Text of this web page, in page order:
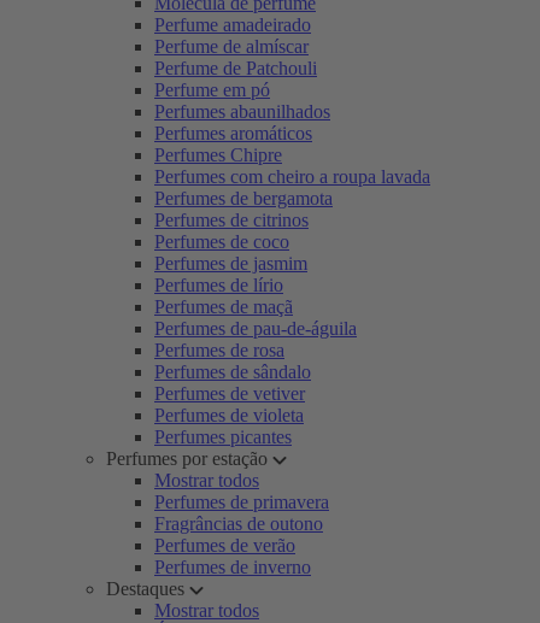
Perfume amadeirado
Perfume de almíscar
Perfume de Patchouli
Perfume em pó
Perfumes abaunilhados
Perfumes aromáticos
Perfumes Chipre
Perfumes com cheiro a roupa lavada
Perfumes de bergamota
Perfumes de citrinos
Perfumes de coco
Perfumes de jasmim
Perfumes de lírio
Perfumes de maçã
Perfumes de pau-de-águila
Perfumes de rosa
Perfumes de sândalo
Perfumes de vetiver
Perfumes de violeta
Perfumes picantes
Perfumes por estação
Mostrar todos
Perfumes de primavera
Fragrâncias de outono
Perfumes de verão
Perfumes de inverno
Destaques
Mostrar todos